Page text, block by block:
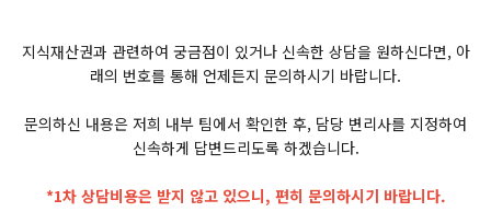
지식재산권과 관련하여 궁금점이 있거나 신속한 상담을 원하신다면, 아
래의 번호를 통해 언제든지 문의하시기 바랍니다.
문의하신 내용은 저희 내부 팀에서 확인한 후, 담당 변리사를 지정하여
신속하게 답변드리도록 하겠습니다.
*1차 상담비용은 받지 않고 있으니, 편히 문의하시기 바랍니다.